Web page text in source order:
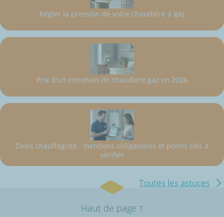
Régler la pression de votre chaudière à gaz
Prix d'un entretien de chaudière gaz en 2026
Devis chauffagiste : mentions obligatoires et points clés à
vérifier
Toutes les astuces
Haut de page ↑